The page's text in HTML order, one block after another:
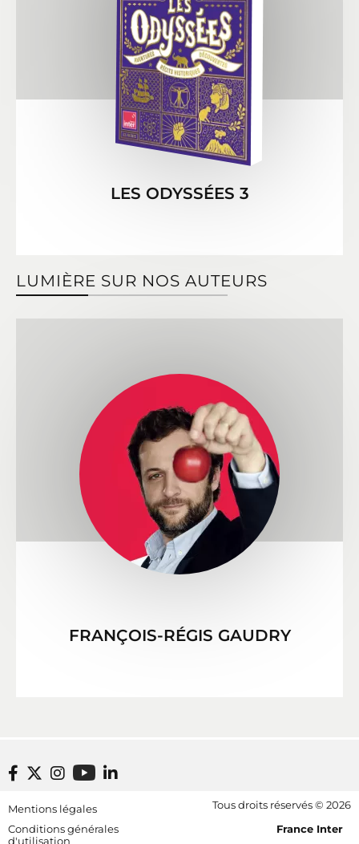
LES ODYSSÉES 3
LUMIÈRE SUR NOS AUTEURS
FRANÇOIS-RÉGIS GAUDRY
Footer bottom
Mentions légales
Conditions générales
d'utilisation
Tous droits réservés © 2026
[RDF] Pied de page - Mobile
France Inter